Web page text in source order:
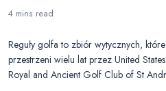
4 mins read
Reguły golfa to zbiór wytycznych,
przestrzeni wielu lat przez United
Royal and Ancient Golf Club of St